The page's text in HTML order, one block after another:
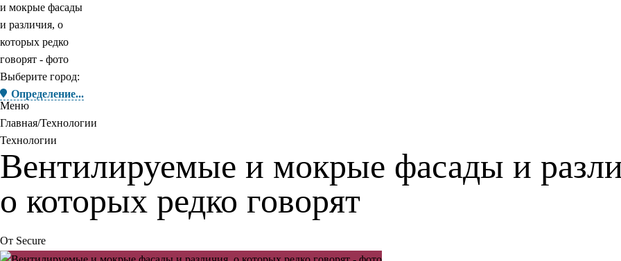
Выберите город:
Определение...
Меню
Главная Технологии
Технологии
Вентилируемые и мокрые фасады и
о которых редко говорят
От Secure